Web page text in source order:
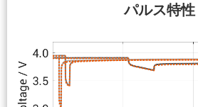
パルス特性